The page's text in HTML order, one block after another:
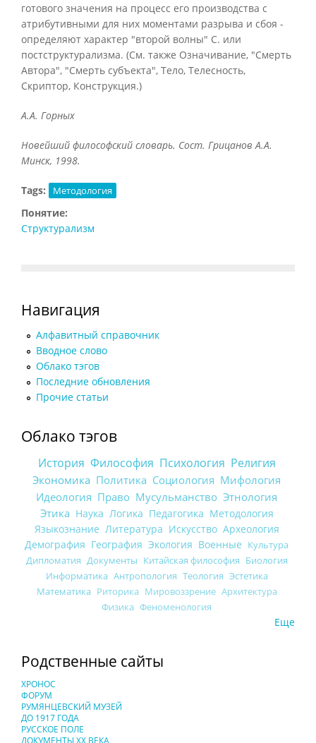
готового значения на процесс его производства с
атрибутивными для них моментами разрыва и сбоя -
определяют характер "второй волны" С. или
постструктурализма. (См. также Означивание, "Смерть
Автора", "Смерть субъекта", Тело, Телесность,
Скриптор, Конструкция.)
А.А. Горных
Новейший философский словарь. Сост. Грицанов А.А.
Минск, 1998.
Tags: Методология
Понятие:
Структурализм
Навигация
Алфавитный справочник
Вводное слово
Облако тэгов
Последние обновления
Прочие статьи
Облако тэгов
История Философия Психология Религия
Экономика Политика Социология Мифология
Идеология Право Мусульманство Этнология
Этика Наука Логика Педагогика Методология
Языкознание Литература Искусство Археология
Демография География Экология Военные Культура
Дипломатия Документы Китайская философия Биология
Информатика Антропология Теология Эстетика
Математика Риторика Мировоззрение Архитектура
Физика Феноменология
Еще
Родственные сайты
ХРОНОС
ФОРУМ
РУМЯНЦЕВСКИЙ МУЗЕЙ
ДО 1917 ГОДА
РУССКОЕ ПОЛЕ
ДОКУМЕНТЫ XX ВЕКА